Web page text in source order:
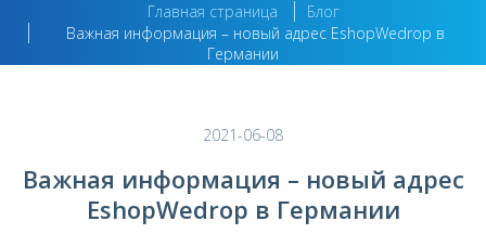
Главная страница
Блог
Важная информация – новый адрес EshopWedrop в
Германии
2021-06-08
Важная информация – новый адрес
EshopWedrop в Германии